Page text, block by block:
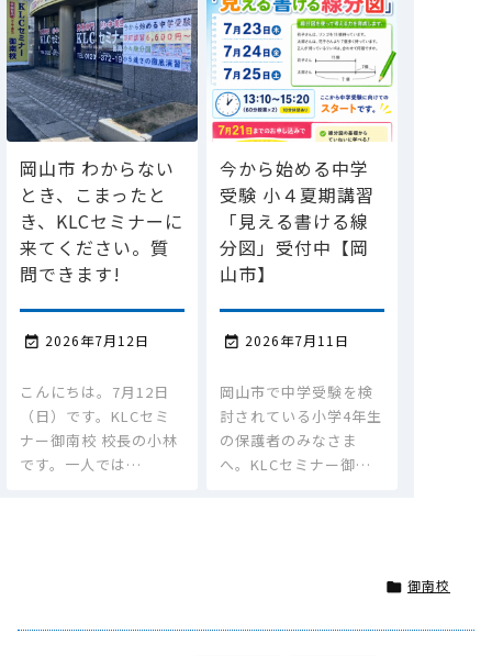
岡山市 わからない
とき、こまったと
き、KLCセミナーに
来てください。質
問できます!
 2026年7月12日
こんにちは。7月12日
（日）です。KLCセミ
ナー御南校 校長の小林
です。一人では…
今から始める中学
受験 小４夏期講習
「見える書ける線
分図」受付中【岡
山市】
 2026年7月11日
岡山市で中学受験を検
討されている小学4年生
の保護者のみなさま
へ。KLCセミナー御…
 御南校